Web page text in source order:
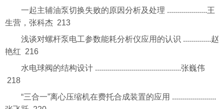
一起主辅油泵切换失败的原因分析及处理 ....................王
生营，张科杰 213
浅谈对螺杆泵电工参数能耗分析仪应用的认识 ..............赵
艳红 216
水电球阀的结构设计 ...........................................张巍伟
218
“三合一”离心压缩机在费托合成装置的应用 ......................